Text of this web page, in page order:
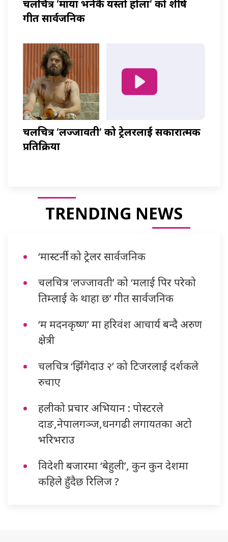
चलचित्र ‘माया भनेकै यस्तो होला’ को शीर्ष
गीत सार्वजनिक
चलचित्र ‘लज्जावती’ को ट्रेलरलाई सकारात्मक
प्रतिक्रिया
TRENDING NEWS
‘मास्टर्नी’ को ट्रेलर सार्वजनिक
चलचित्र ‘लज्जावती’ को ‘मलाई पिर परेको
तिम्लाई के थाहा छ’ गीत सार्वजनिक
‘म मदनकृष्ण’ मा हरिवंश आचार्य बन्दै अरुण
क्षेत्री
चलचित्र ‘झिँगेदाउ २’ को टिजरलाई दर्शकले
रुचाए
हलीको प्रचार अभियान : पोस्टरले
दाङ,नेपालगञ्ज,धनगढी लगायतका अटो
भरिभराउ
विदेशी बजारमा ‘बेहुली’, कुन कुन देशमा
कहिले हुँदैछ रिलिज ?